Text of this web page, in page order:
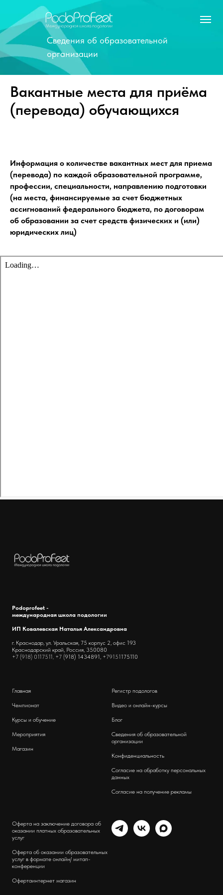
Сведения об образовательной
организации
Вакантные места для приёма
(перевода) обучающихся
Информация о количестве вакантных мест для приема
(перевода) по каждой образовательной программе,
профессии, специальности, направлению подготовки
(на места, финансируемые за счет бюджетных
ассигнований федерального бюджета, по договорам
об образовании за счет средств физических и (или)
юридических лиц)
Podoprofeet -
международная школа подологии
ИП Ковалевская Наталья Александровна
г. Краснодар, ул. Уральская, 75 корпус 2, офис 193
Краснодарский край, Россия, 350080
+7 (918) 0117511, +7 (918) 1434891, +79151175110
Главная
Чемпионат
Курсы и обучение
Мероприятия
Магазин
Регистр подологов
Видео и онлайн-курсы
Блог
Сведения об образовательной
организации
Конфиденциальность
Согласие на обработку персональных
данных
Согласие на получение рекламы
Оферта на заключение договора об
оказании платных образовательных
услуг
Оферта об оказании образовательных
услуг в формате онлайн/ митап-
конференции
Офертаинтернет магазин